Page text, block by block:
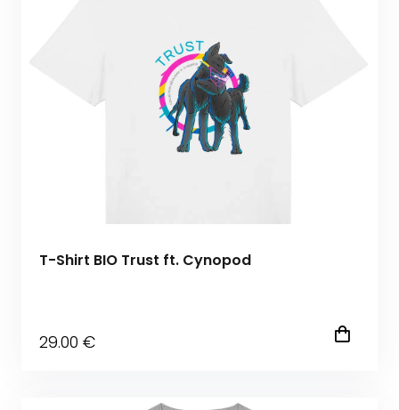
T-Shirt BIO Trust ft. Cynopod
29.00 €